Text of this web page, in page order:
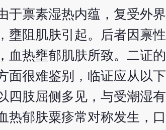
于禀素湿热内蕴，复受外界
壅阻肌肤引起。后者因禀性
血热壅郁肌肤所致。二证的
面很难鉴别，临证应从以下
四肢屈侧多见，与受潮湿有
热郁肤粟疹常对称发生，口